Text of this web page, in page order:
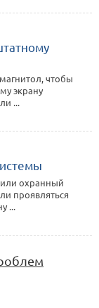
чтобы
экрану
...
охранный
проявляться
...